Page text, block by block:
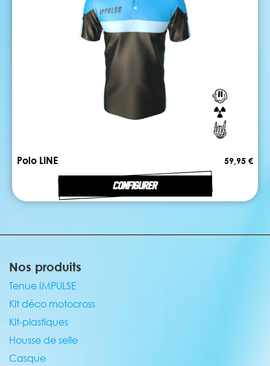
Polo LINE 59,95 €
CONFIGURER
Nos produits
Tenue IMPULSE
Kit déco motocross
Kit-plastiques
Housse de selle
Casque